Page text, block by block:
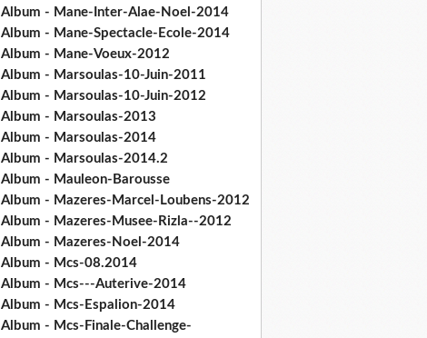
Album - Mane-Inter-Alae-Noel-2014
Album - Mane-Spectacle-Ecole-2014
Album - Mane-Voeux-2012
Album - Marsoulas-10-Juin-2011
Album - Marsoulas-10-Juin-2012
Album - Marsoulas-2013
Album - Marsoulas-2014
Album - Marsoulas-2014.2
Album - Mauleon-Barousse
Album - Mazeres-Marcel-Loubens-2012
Album - Mazeres-Musee-Rizla--2012
Album - Mazeres-Noel-2014
Album - Mcs-08.2014
Album - Mcs---Auterive-2014
Album - Mcs-Espalion-2014
Album - Mcs-Finale-Challenge-